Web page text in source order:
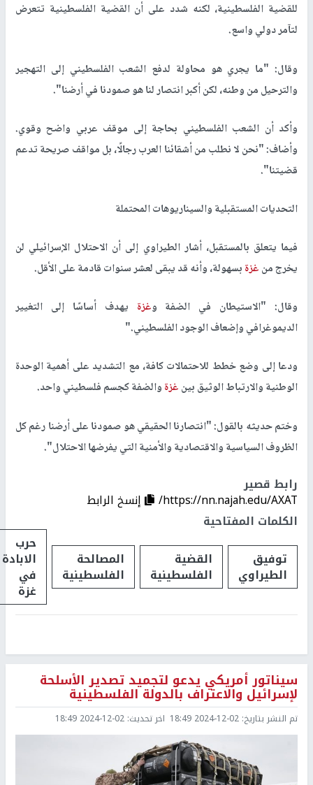
للقضية الفلسطينية، لكنه شدد على أن القضية الفلسطينية تتعرض
لتآمر دولي واسع.
وقال: "ما يجري هو محاولة لدفع الشعب الفلسطيني إلى التهجير
والترحيل من وطنه، لكن أكبر انتصار لنا هو صمودنا في أرضنا."
وأكد أن الشعب الفلسطيني بحاجة إلى موقف عربي واضح وقوي.
وأضاف: "نحن لا نطلب من أشقائنا العرب رجالًا، بل مواقف صريحة تدعم
قضيتنا."
التحديات المستقبلية والسيناريوهات المحتملة
فيما يتعلق بالمستقبل، أشار الطيراوي إلى أن الاحتلال الإسرائيلي لن
يخرج منغزةبسهولة، وأنه قد يبقى لعشر سنوات قادمة على الأقل.
وقال: "الاستيطان في الضفة وغزة يهدف أساسًا إلى التغيير
الديموغرافي وإضعاف الوجود الفلسطيني".
ودعا إلى وضع خطط للاحتمالات كافة، مع التشديد على أهمية الوحدة
الوطنية والارتباط الوثيق بينغزةوالضفة كجسم فلسطيني واحد.
وختم حديثه بالقول: "انتصارنا الحقيقي هو صمودنا على أرضنا رغم كل
الظروف السياسية والاقتصادية والأمنية التي يفرضها الاحتلال."
رابط قصير
https://nn.najah.edu/AXAT/
إنسخ الرابط
الكلمات المفتاحية
توفيق
الطيراوي
القضية
الفلسطينية
المصالحة
الفلسطينية
حرب
الابادة
في
غزة
سيناتور أمريكي يدعو لتجميد تصدير الأسلحة
لإسرائيل والاعتراف بالدولة الفلسطينية
تم النشر بتاريخ: 2024-12-02 18:49 اخر تحديث: 2024-12-02 18:49